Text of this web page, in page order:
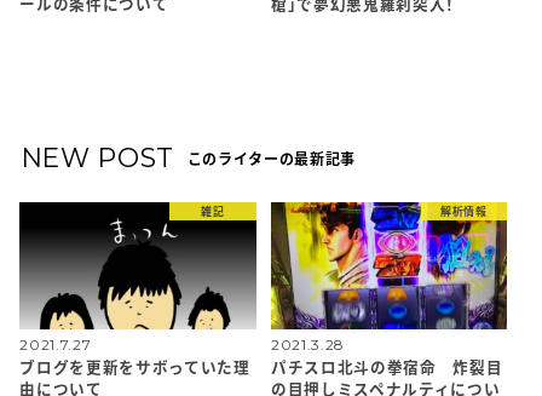
NEW POST このライターの最新記事
雑記
2021.7.27
ブログを更新をサボっていた理
由について
解析情報
2021.3.28
パチスロ北斗の拳宿命 炸裂目
の目押しミスペナルティについ